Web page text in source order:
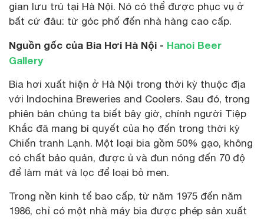
gian lưu trú tại Hà Nội. Nó có thể được phục vụ ở
bất cứ đâu: từ góc phố đến nhà hàng cao cấp.
Nguồn gốc của Bia Hơi Hà Nội - Hanoi Beer
Gallery
Bia hơi xuất hiện ở Hà Nội trong thời kỳ thuộc địa
với Indochina Breweries and Coolers. Sau đó, trong
phiên bản chúng ta biết bây giờ, chính người Tiệp
Khắc đã mang bí quyết của họ đến trong thời kỳ
Chiến tranh Lạnh. Một loại bia gồm 50% gạo, không
có chất bảo quản, được ủ và đun nóng đến 70 độ
để làm mát và lọc để loại bỏ men.
Trong nền kinh tế bao cấp, từ năm 1975 đến năm
1986, chỉ có một nhà máy bia được phép sản xuất